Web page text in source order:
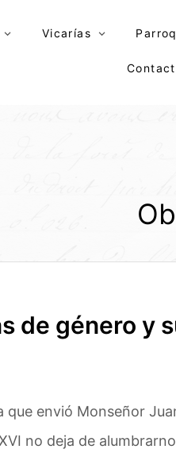
Vicarías
de género y
que envió Monseñor
no deja de